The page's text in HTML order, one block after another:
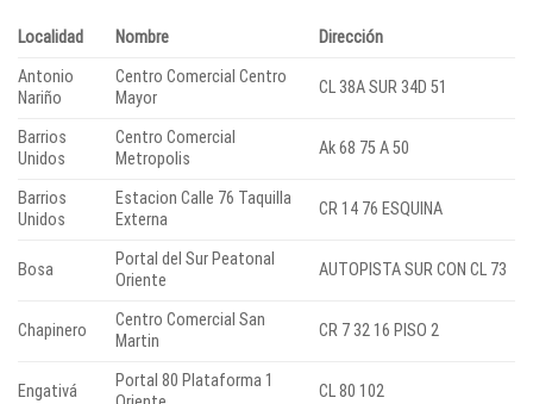
Localidad Nombre
Dirección
Antonio
Nariño
Centro Comercial Centro
Mayor
CL 38A SUR 34D 51
Barrios
Unidos
Centro Comercial
Metropolis
Ak 68 75 A 50
Barrios
Unidos
Estacion Calle 76 Taquilla
Externa
CR 14 76 ESQUINA
Bosa
Portal del Sur Peatonal
Oriente
AUTOPISTA SUR CON CL 73
Chapinero
Centro Comercial San
Martin
CR 7 32 16 PISO 2
Engativá
Portal 80 Plataforma 1
CL 80 102